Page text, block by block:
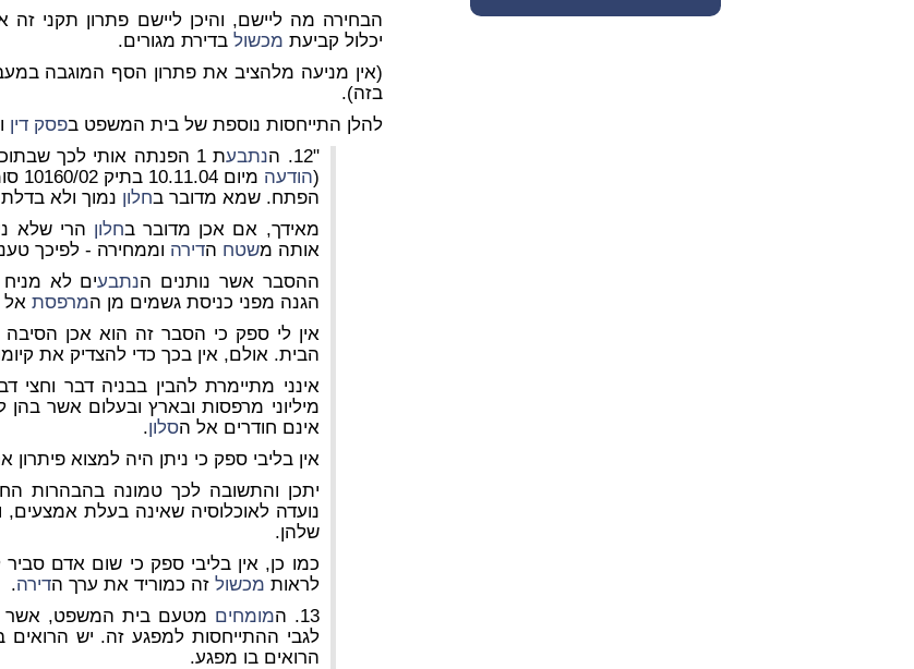
הבחירה מה ליישם, והיכן ליישם פתרון תקני זה
יכלול קביעת מכשול בדירת מגורים.
(אין מניעה מלהציב את פתרון הסף המוגבה
בזה).
להלן התייחסות נוספת של בית המשפט בפסק דין
"12. ה
נתבעת 1 הפנתה אותי לכך שבתוכניות הבניה מופיע הפתח ל
(הודעה
הפתח. שמא מדובר בחלון נמוך ולא
מאידך, אם אכן מדובר בחלון הרי שלא
אותה משטח הדירה וממחירה - לפיכך
ההסבר אשר נותנים הנתבעים לא
הגנה מפני כניסת גשמים מן המרפסת אל
אין לי ספק כי הסבר זה הוא אכן הסיבה
הבית. אולם, אין בכך כדי להצדיק את
אינני מתיימרת להבין בבניה דבר וחצי
מיליוני מרפסות ובארץ ובעלום אשר בהן
אינם חודרים אל הסלון.
אין בליבי ספק כי ניתן היה למצוא פיתרון
יתכן והתשובה לכך טמונה בהבהרות
נועדה לאוכלוסיה שאינה בעלת אמצעים,
שלהן.
כמו כן, אין בליבי ספק כי שום אדם
לראות מכשול זה כמוריד את ערך הדירה.
13. ה
מומחים מטעם בית המשפט, אשר
הרואים בו מפגע.